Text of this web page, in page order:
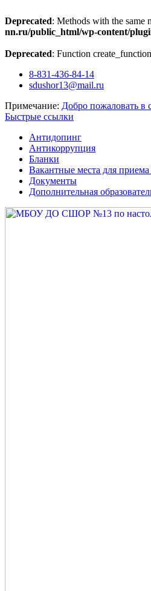
Deprecated: Methods with the same
nn.ru/public_html/wp-content/
Deprecated: Function
Перейти8-831-436-84-14
sdushor13@mail.ru
Примечание: Добро пожаловать в
Быстрые ссылки
Антидопинг
Антикоррупция
Бланки
Вакантные места для
Документы
Дополнительная